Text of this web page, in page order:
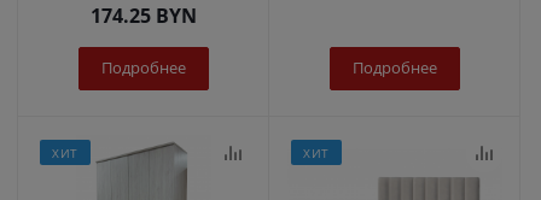
174.25 BYN
Подробнее Подробнее
ХИТ ХИТ